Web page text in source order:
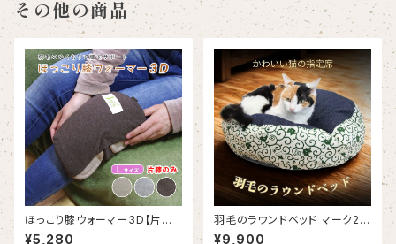
その他の商品
ほっこり膝ウォーマー3D【片ヒ
ザのみ：Ｌサイズ】｜羽毛のぬく
¥5,280
羽毛のラウンドベッド マーク2
にゃんこ柄｜猫クッション･ペッ
¥9,900